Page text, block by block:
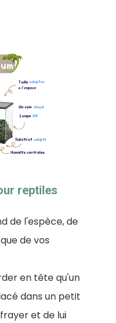
reptiles
de l'espèce, de
de vos
en tête qu'un
dans un petit
et de lui